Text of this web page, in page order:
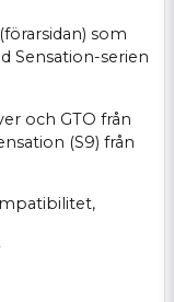
som
Sensation-serien
och GTO från
(S9) från